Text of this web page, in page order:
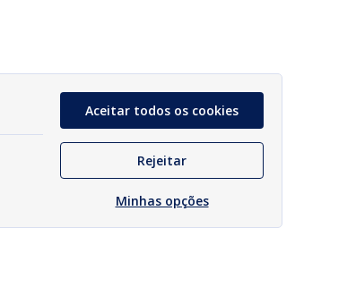
Aceitar todos os cookies
Rejeitar
Minhas opções